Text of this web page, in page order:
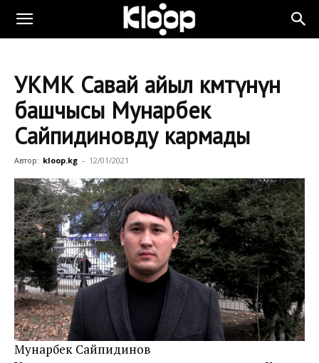
УКМК Савай айыл өкмөтүнүн
башчысы Мунарбек
Сайпидиновду кармады
Автор: kloop.kg - 12/01/2021
Мунарбек Сайпидинов